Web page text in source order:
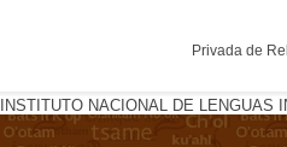
Privada de
INSTITUTO NACIONAL DE LENGUAS